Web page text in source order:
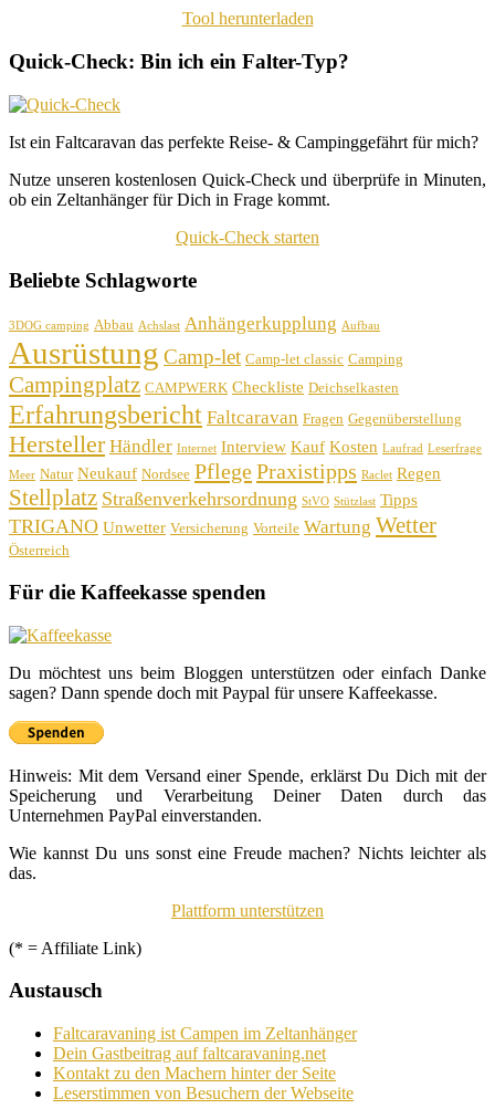
Tool herunterladen
Quick-Check: Bin ich ein Falter-Typ?
Ist ein Faltcaravan das perfekte Reise- & Campinggefährt für mich?
Nutze unseren kostenlosen Quick-Check und überprüfe in Minuten,
ob ein Zeltanhänger für Dich in Frage kommt.
Quick-Check starten
Beliebte Schlagworte
3DOG camping Abbau Achslast Anhängerkupplung Aufbau
Ausrüstung Camp-let Camp-let classic Camping
Campingplatz CAMPWERK Checkliste Deichselkasten
Erfahrungsbericht Faltcaravan Fragen Gegenüberstellung
Hersteller Händler Internet Interview Kauf Kosten Laufrad Leserfrage
Meer Natur Neukauf Nordsee PflegePraxistipps Raclet Regen
Stellplatz Straßenverkehrsordnung StVO Stützlast Tipps
TRIGANO Unwetter Versicherung Vorteile Wartung Wetter
Österreich
Für die Kaffeekasse spenden
Du möchtest uns beim Bloggen unterstützen oder einfach Danke
sagen? Dann spende doch mit Paypal für unsere Kaffeekasse.
Hinweis: Mit dem Versand einer Spende, erklärst Du Dich mit der
Speicherung und Verarbeitung Deiner Daten durch das
Unternehmen PayPal einverstanden.
Wie kannst Du uns sonst eine Freude machen? Nichts leichter als
das.
Plattform unterstützen
(* = Affiliate Link)
Austausch
Faltcaravaning ist Campen im Zeltanhänger
Dein Gastbeitrag auf faltcaravaning.net
Kontakt zu den Machern hinter der Seite
Leserstimmen von Besuchern der Webseite